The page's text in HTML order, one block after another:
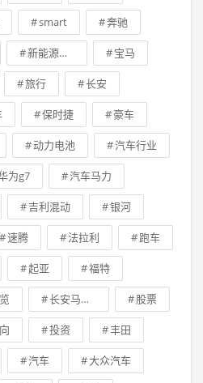
smart 奔驰
新能源汽车 宝马
旅行 长安
保时捷 豪车
动力电池 汽车行业
为g7 汽车马力
吉利混动 银河
速腾 法拉利 跑车
起亚 福特
长安马自达 股票
投资 丰田
汽车 大众汽车